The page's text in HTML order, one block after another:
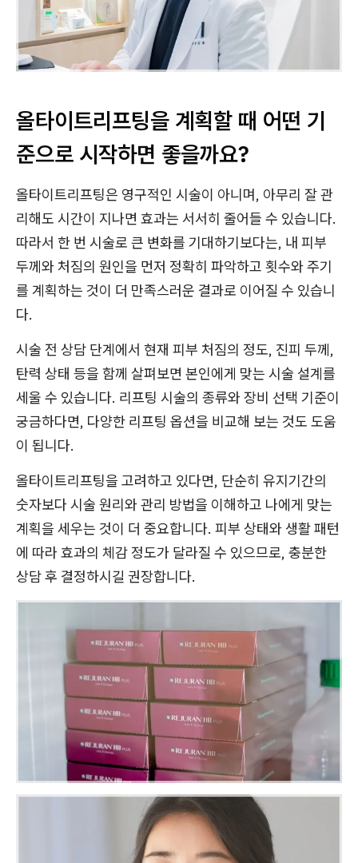
올타이트리프팅을 계획할 때 어떤 기
준으로 시작하면 좋을까요?
올타이트리프팅은 영구적인 시술이 아니며, 아무리 잘 관
리해도 시간이 지나면 효과는 서서히 줄어들 수 있습니다.
따라서 한 번 시술로 큰 변화를 기대하기보다는, 내 피부
두께와 처짐의 원인을 먼저 정확히 파악하고 횟수와 주기
를 계획하는 것이 더 만족스러운 결과로 이어질 수 있습니
다.
시술 전 상담 단계에서 현재 피부 처짐의 정도, 진피 두께,
탄력 상태 등을 함께 살펴보면 본인에게 맞는 시술 설계를
세울 수 있습니다. 리프팅 시술의 종류와 장비 선택 기준이
궁금하다면, 다양한 리프팅 옵션을 비교해 보는 것도 도움
이 됩니다.
올타이트리프팅을 고려하고 있다면, 단순히 유지기간의
숫자보다 시술 원리와 관리 방법을 이해하고 나에게 맞는
계획을 세우는 것이 더 중요합니다. 피부 상태와 생활 패턴
에 따라 효과의 체감 정도가 달라질 수 있으므로, 충분한
상담 후 결정하시길 권장합니다.